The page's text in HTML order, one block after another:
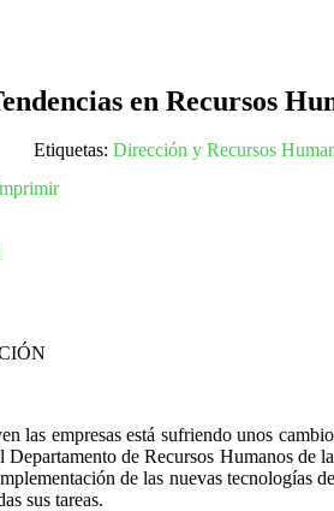
en Recursos
Etiquetas: Dirección y Recursos
las empresas está sufriendo unos
de Recursos Humanos de
de las nuevas tecnologías
sus tareas.